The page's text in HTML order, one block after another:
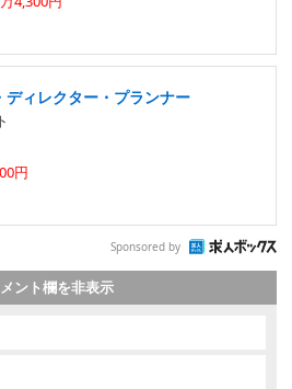
ィレクター・プランナー
円
Sponsored by
ント欄を非表示